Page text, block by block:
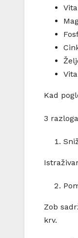
Kad
3
Zob
krv.